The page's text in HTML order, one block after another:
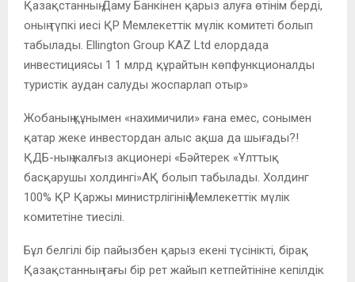
Қазақстанның Даму Банкінен қарыз алуға өтінім берді,
оның түпкі иесі ҚР Мемлекеттік мүлік комитеті болып
табылады. Ellington Group KAZ Ltd елордада
инвестициясы 1 1 млрд құрайтын көпфункционалды
туристік аудан салуды жоспарлап отыр»
Жобаның құнымен «нахимичили» ғана емес, сонымен
қатар жеке инвестордан алыс ақша да шығады?!
ҚДБ-ның жалғыз акционері «Бәйтерек «Ұлттық
басқарушы холдингі»АҚ болып табылады. Холдинг
100% ҚР Қаржы министрлігінің Мемлекеттік мүлік
комитетіне тиесілі.
Бұл белгілі бір пайызбен қарыз екені түсінікті, бірақ
Қазақстанның тағы бір рет жайып кетпейтініне кепілдік